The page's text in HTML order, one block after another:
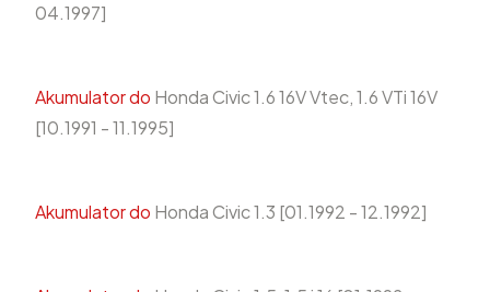
04.1997]
Akumulator do Honda Civic 1.6 16V Vtec, 1.6 VTi 16V
[10.1991 - 11.1995]
Akumulator do Honda Civic 1.3 [01.1992 - 12.1992]